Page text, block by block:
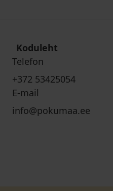
Koduleht
Telefon
+372 53425054
E-mail
info@pokumaa.ee